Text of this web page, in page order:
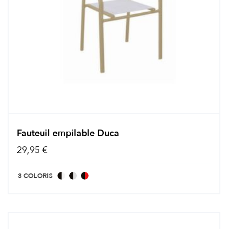
Fauteuil empilable Duca
29,95 €
3 COLORIS